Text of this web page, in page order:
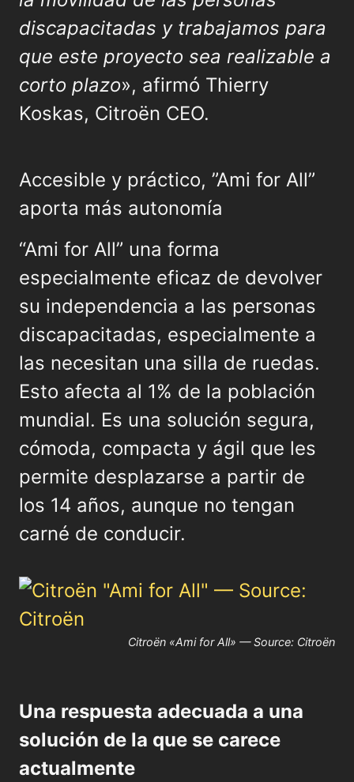
discapacitadas y trabajamos para
que este proyecto sea realizable a
corto plazo», afirmó Thierry
Koskas, Citroën CEO.
Accesible y práctico, ”Ami for All”
aporta más autonomía
“Ami for All” una forma
especialmente eficaz de devolver
su independencia a las personas
discapacitadas, especialmente a
las necesitan una silla de ruedas.
Esto afecta al 1% de la población
mundial. Es una solución segura,
cómoda, compacta y ágil que les
permite desplazarse a partir de
los 14 años, aunque no tengan
carné de conducir.
Citroën «Ami for All» — Source: Citroën
Una respuesta adecuada a una
solución de la que se carece
actualmente